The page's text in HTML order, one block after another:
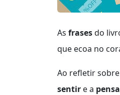
As frasesdo
que ecoa no
Ao refletir
sentir e a